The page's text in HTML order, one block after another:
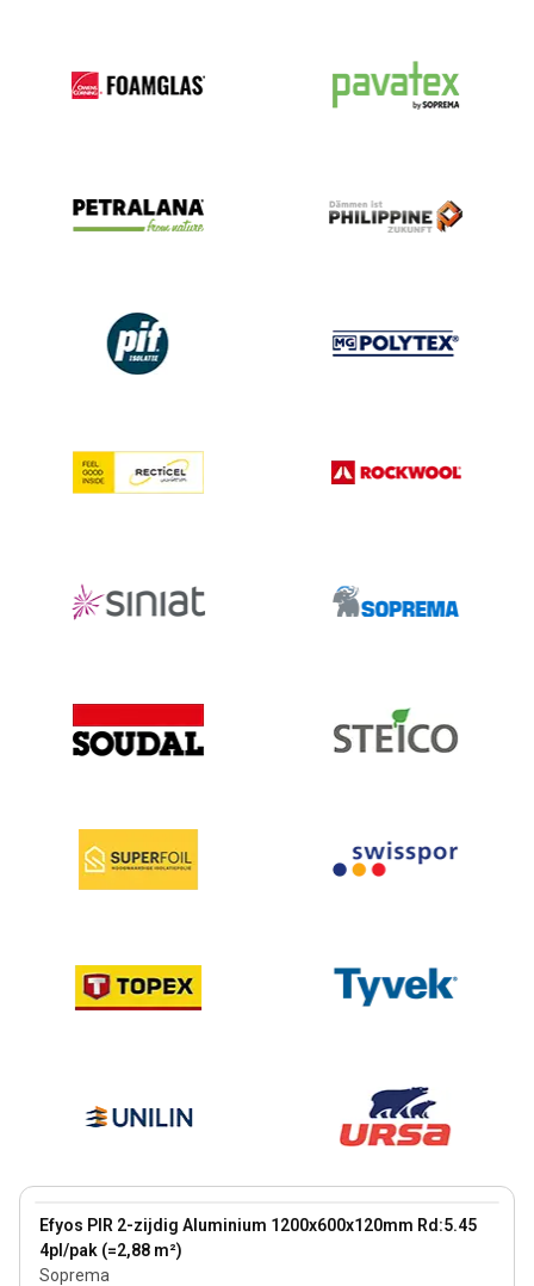
Efyos PIR 2-zijdig Aluminium 1200x600x120mm Rd:5.45
4pl/pak (=2,88 m²)
Soprema
View product